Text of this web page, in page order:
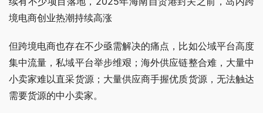
境电商创业热潮持续高涨
但跨境电商也存在不少亟需解决的痛点，比如公域平台高度
集中流量，私域平台举步维艰；海外供应链整合难，大量中
小卖家难以直采货源；大量供应商手握优质货源，无法触达
需要货源的中小卖家。